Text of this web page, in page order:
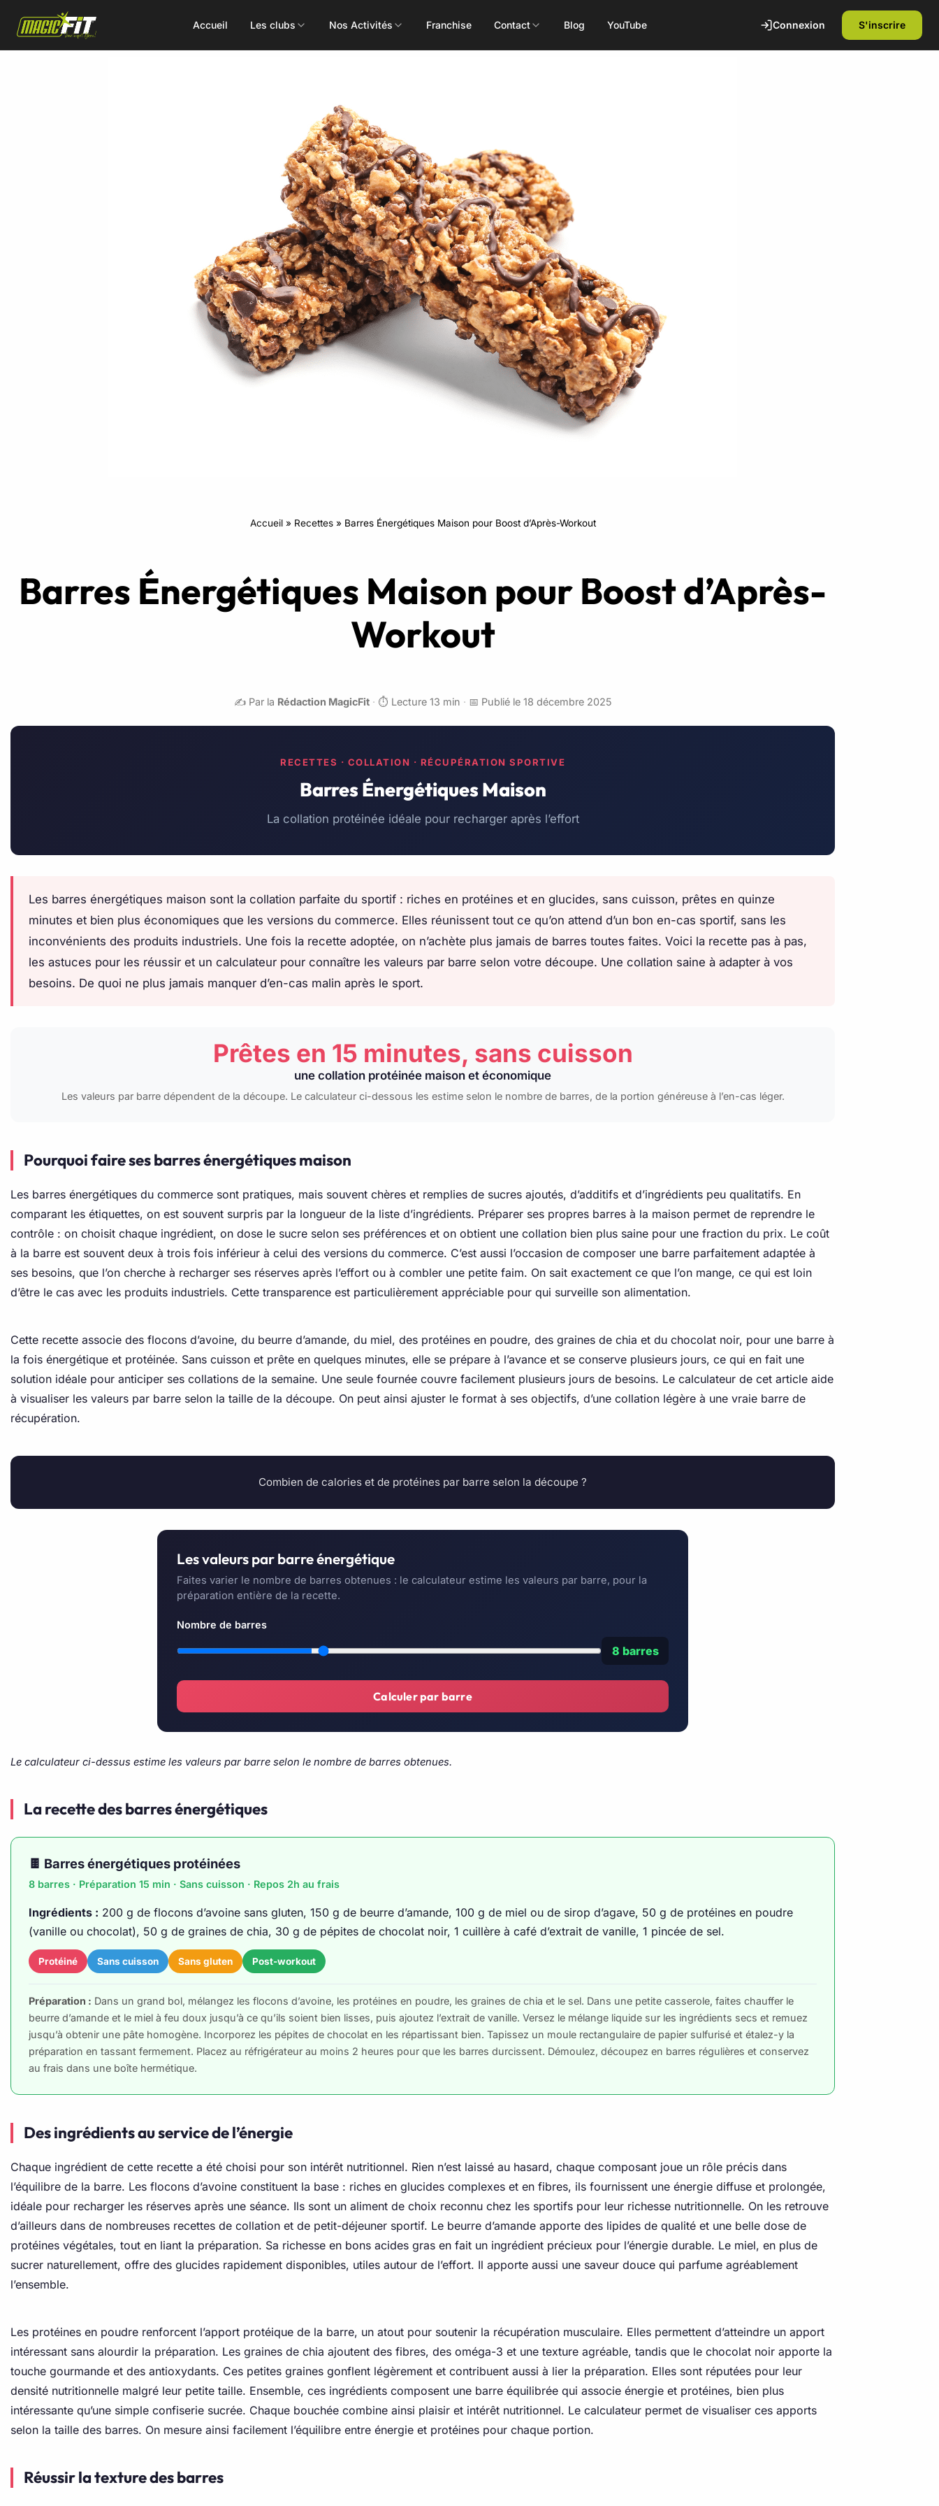
Accueil Les clubs Nos Activités
Functional
Hyrox
EMS
Les Mills
Body Pump
Body Attack
Body Combat
Body Balance
RPM
Concept
ALEOP
Aléop Cardio
Aléop Force
Aléop Fight
Booty Shape
Power Flow
Ostéopathe
Fitness Kids
Zumba Kids
Danse Kids
Boxe Kids
Franchise Contact Blog YouTube Connexion S'inscrire
Accueil» Recettes» Barres Énergétiques Maison pour Boost d’Après-Workout
Barres Énergétiques Maison pour Boost d’Après-
Workout
✍️ Par la Rédaction MagicFit · ⏱️ Lecture 13 min · 📅 Publié le 18 décembre 2025
RECETTES · COLLATION · RÉCUPÉRATION SPORTIVE
Barres Énergétiques Maison
La collation protéinée idéale pour recharger après l’effort
Les barres énergétiques maison sont la collation parfaite du sportif : riches en protéines et en glucides, sans cuisson, prêtes en quinze
minutes et bien plus économiques que les versions du commerce. Elles réunissent tout ce qu’on attend d’un bon en-cas sportif, sans les
inconvénients des produits industriels. Une fois la recette adoptée, on n’achète plus jamais de barres toutes faites. Voici la recette pas à pas,
les astuces pour les réussir et un calculateur pour connaître les valeurs par barre selon votre découpe. Une collation saine à adapter à vos
besoins. De quoi ne plus jamais manquer d’en-cas malin après le sport.
Prêtes en 15 minutes, sans cuisson
une collation protéinée maison et économique
Les valeurs par barre dépendent de la découpe. Le calculateur ci-dessous les estime selon le nombre de barres, de la portion généreuse à l’en-cas léger.
Pourquoi faire ses barres énergétiques maison
Les barres énergétiques du commerce sont pratiques, mais souvent chères et remplies de sucres ajoutés, d’additifs et d’ingrédients peu qualitatifs. En
comparant les étiquettes, on est souvent surpris par la longueur de la liste d’ingrédients. Préparer ses propres barres à la maison permet de reprendre le
contrôle : on choisit chaque ingrédient, on dose le sucre selon ses préférences et on obtient une collation bien plus saine pour une fraction du prix. Le coût
à la barre est souvent deux à trois fois inférieur à celui des versions du commerce. C’est aussi l’occasion de composer une barre parfaitement adaptée à
ses besoins, que l’on cherche à recharger ses réserves après l’effort ou à combler une petite faim. On sait exactement ce que l’on mange, ce qui est loin
d’être le cas avec les produits industriels. Cette transparence est particulièrement appréciable pour qui surveille son alimentation.
Cette recette associe des flocons d’avoine, du beurre d’amande, du miel, des protéines en poudre, des graines de chia et du chocolat noir, pour une barre à
la fois énergétique et protéinée. Sans cuisson et prête en quelques minutes, elle se prépare à l’avance et se conserve plusieurs jours, ce qui en fait une
solution idéale pour anticiper ses collations de la semaine. Une seule fournée couvre facilement plusieurs jours de besoins. Le calculateur de cet article aide
à visualiser les valeurs par barre selon la taille de la découpe. On peut ainsi ajuster le format à ses objectifs, d’une collation légère à une vraie barre de
récupération.
Combien de calories et de protéines par barre selon la découpe ?
Les valeurs par barre énergétique
Faites varier le nombre de barres obtenues : le calculateur estime les valeurs par barre, pour la
préparation entière de la recette.
Nombre de barres
8 barres
Calculer par barre
Le calculateur ci-dessus estime les valeurs par barre selon le nombre de barres obtenues.
La recette des barres énergétiques
🍫 Barres énergétiques protéinées
8 barres · Préparation 15 min · Sans cuisson · Repos 2h au frais
Ingrédients : 200 g de flocons d’avoine sans gluten, 150 g de beurre d’amande, 100 g de miel ou de sirop d’agave, 50 g de protéines en poudre
(vanille ou chocolat), 50 g de graines de chia, 30 g de pépites de chocolat noir, 1 cuillère à café d’extrait de vanille, 1 pincée de sel.
Protéiné Sans cuisson Sans gluten Post-workout
Préparation : Dans un grand bol, mélangez les flocons d’avoine, les protéines en poudre, les graines de chia et le sel. Dans une petite casserole, faites chauffer le
beurre d’amande et le miel à feu doux jusqu’à ce qu’ils soient bien lisses, puis ajoutez l’extrait de vanille. Versez le mélange liquide sur les ingrédients secs et remuez
jusqu’à obtenir une pâte homogène. Incorporez les pépites de chocolat en les répartissant bien. Tapissez un moule rectangulaire de papier sulfurisé et étalez-y la
préparation en tassant fermement. Placez au réfrigérateur au moins 2 heures pour que les barres durcissent. Démoulez, découpez en barres régulières et conservez
au frais dans une boîte hermétique.
Des ingrédients au service de l’énergie
Chaque ingrédient de cette recette a été choisi pour son intérêt nutritionnel. Rien n’est laissé au hasard, chaque composant joue un rôle précis dans
l’équilibre de la barre. Les flocons d’avoine constituent la base : riches en glucides complexes et en fibres, ils fournissent une énergie diffuse et prolongée,
idéale pour recharger les réserves après une séance. Ils sont un aliment de choix reconnu chez les sportifs pour leur richesse nutritionnelle. On les retrouve
d’ailleurs dans de nombreuses recettes de collation et de petit-déjeuner sportif. Le beurre d’amande apporte des lipides de qualité et une belle dose de
protéines végétales, tout en liant la préparation. Sa richesse en bons acides gras en fait un ingrédient précieux pour l’énergie durable. Le miel, en plus de
sucrer naturellement, offre des glucides rapidement disponibles, utiles autour de l’effort. Il apporte aussi une saveur douce qui parfume agréablement
l’ensemble.
Les protéines en poudre renforcent l’apport protéique de la barre, un atout pour soutenir la récupération musculaire. Elles permettent d’atteindre un apport
intéressant sans alourdir la préparation. Les graines de chia ajoutent des fibres, des oméga-3 et une texture agréable, tandis que le chocolat noir apporte la
touche gourmande et des antioxydants. Ces petites graines gonflent légèrement et contribuent aussi à lier la préparation. Elles sont réputées pour leur
densité nutritionnelle malgré leur petite taille. Ensemble, ces ingrédients composent une barre équilibrée qui associe énergie et protéines, bien plus
intéressante qu’une simple confiserie sucrée. Chaque bouchée combine ainsi plaisir et intérêt nutritionnel. Le calculateur permet de visualiser ces apports
selon la taille des barres. On mesure ainsi facilement l’équilibre entre énergie et protéines pour chaque portion.
Réussir la texture des barres